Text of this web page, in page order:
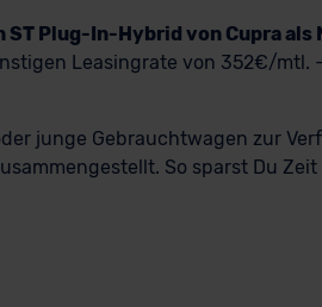
ST Plug-In-Hybrid von Cupra als
Leasingrate von 352€/mtl.
junge Gebrauchtwagen zur
So sparst Du